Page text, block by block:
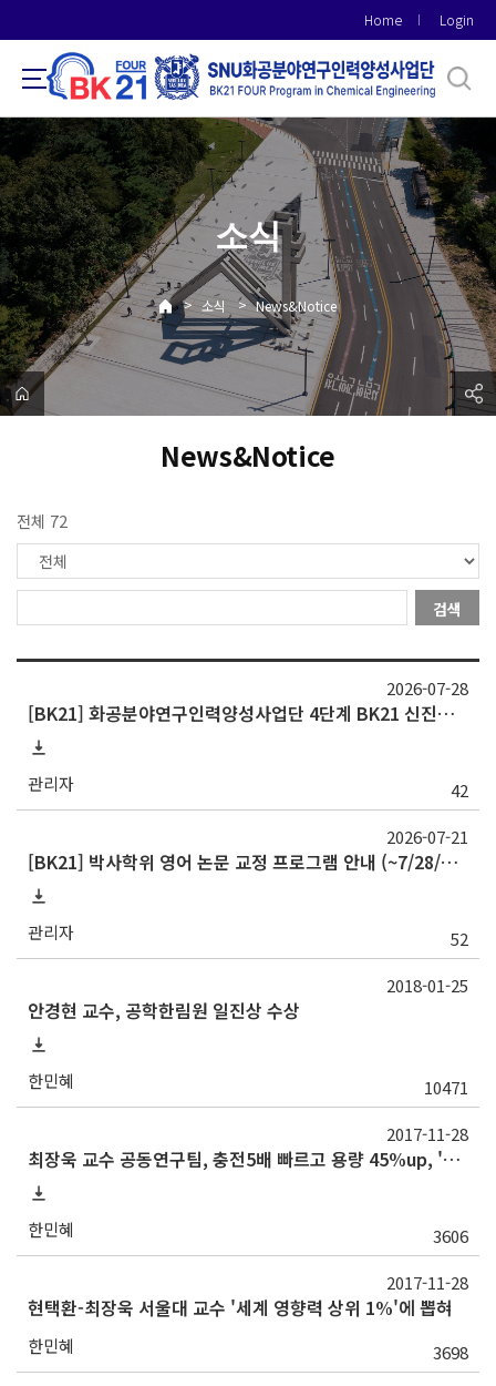
로
메
뉴
Home Login
소식
> 소식 > News&Notice
News&Notice
전체 72
검색
[BK21] 화공분야연구인력양성사업단 4단계 BK21 신진연구인력(박사후연구원) 채용 공고
관리자 42
2026-07-28
[BK21] 박사학위 영어 논문 교정 프로그램 안내 (~7/28/화 18:00)
관리자 52
2026-07-21
안경현 교수, 공학한림원 일진상 수상
한민혜 10471
2018-01-25
최장욱 교수 공동연구팀, 충전5배 빠르고 용량 45%up, '그래핀 볼'개발
한민혜 3606
2017-11-28
현택환-최장욱 서울대 교수 '세계 영향력 상위 1%'에 뽑혀
한민혜 3698
2017-11-28